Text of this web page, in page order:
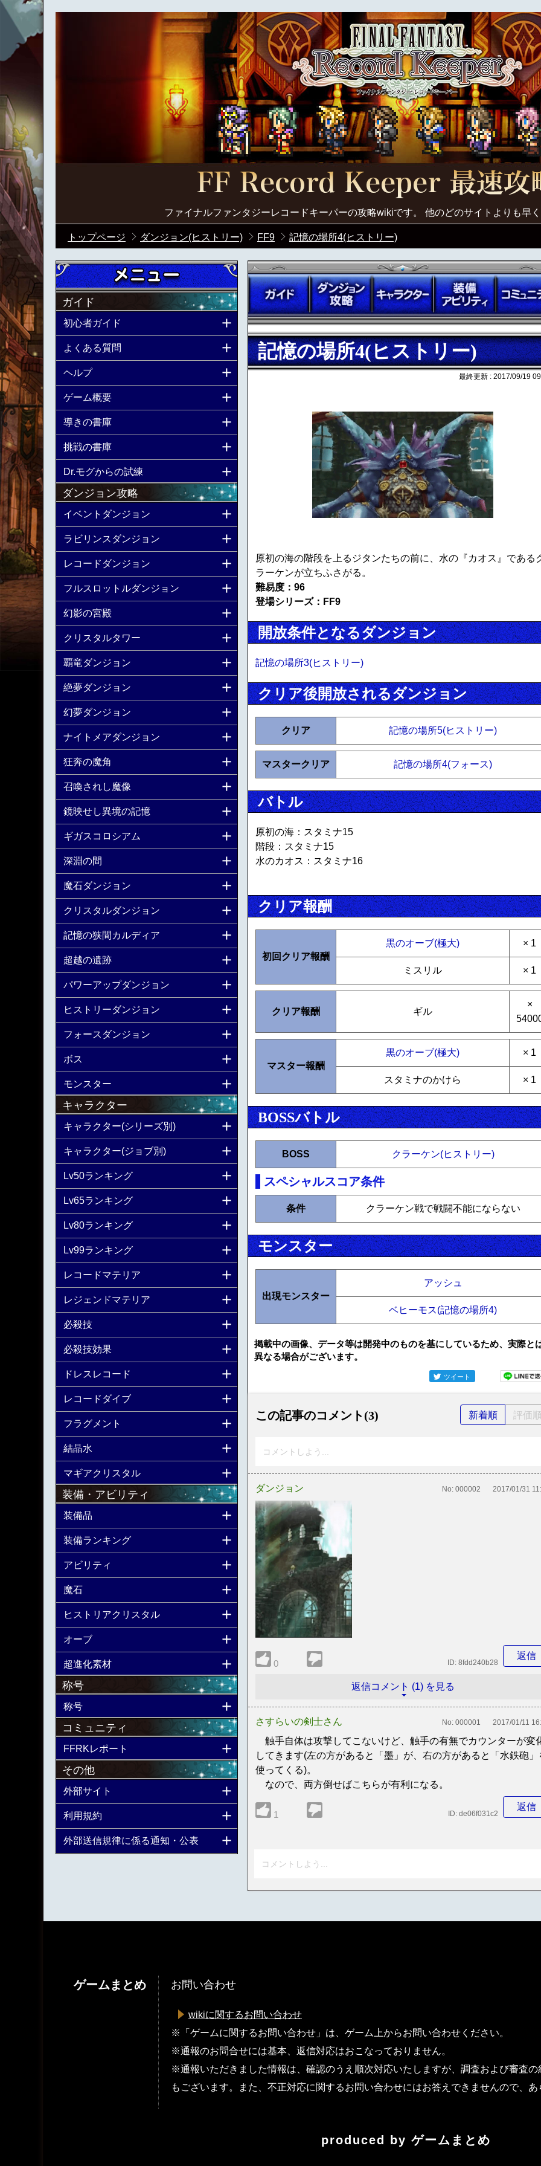
ファイナルファンタジーレコードキーパーの攻略wikiです。 他のどのサイトよりも早
トップページ ダンジョン(ヒストリー) FF9 記憶の場所4(ヒストリー)
記憶の場所4(ヒストリー)
最終更新 : 2017/09/19
原初の海の階段を上るジタンたちの前に、水の『カオス』である
ラーケンが立ちふさがる。
難易度：96
登場シリーズ：FF9
開放条件となるダンジョン
記憶の場所3(ヒストリー)
クリア後開放されるダンジョン
クリア 記憶の場所5(ヒストリー)
マスタークリア 記憶の場所4(フォース)
バトル
原初の海：スタミナ15
階段：スタミナ15
水のカオス：スタミナ16
クリア報酬
初回クリア報酬
黒のオーブ(極大) × 1
ミスリル × 1
クリア報酬 ギル
×
マスター報酬
黒のオーブ(極大) × 1
スタミナのかけら × 1
BOSSバトル
BOSS クラーケン(ヒストリー)
スペシャルスコア条件
条件 クラーケン戦で戦闘不能にならない
モンスター
出現モンスター
アッシュ
ベヒーモス(記憶の場所4)
掲載中の画像、データ等は開発中のものを基にしているため、実際と
異なる場合がございます。
ツイート
この記事のコメント(3) 新着順 評価
コメントしよう...
ダンジョン No: 000002 2017/01/31
0
返信
ID: 8fdd240b28
返信コメント (1) を見る
さすらいの剣士さん No: 000001 2017/01/11
触手自体は攻撃してこないけど、触手の有無でカウンターが変
してきます(左の方があると「墨」が、右の方があると「水鉄砲」
使ってくる)。
なので、両方倒せばこちらが有利になる。
1
返信
ID: de06f031c2
コメントしよう...
ガイド
初心者ガイド
よくある質問
ヘルプ
ゲーム概要
導きの書庫
挑戦の書庫
Dr.モグからの試練
ダンジョン攻略
イベントダンジョン
ラビリンスダンジョン
レコードダンジョン
フルスロットルダンジョン
幻影の宮殿
クリスタルタワー
覇竜ダンジョン
絶夢ダンジョン
幻夢ダンジョン
ナイトメアダンジョン
狂奔の魔角
召喚されし魔像
鏡映せし異境の記憶
ギガスコロシアム
深淵の間
魔石ダンジョン
クリスタルダンジョン
記憶の狭間カルディア
超越の遺跡
パワーアップダンジョン
ヒストリーダンジョン
フォースダンジョン
ボス
モンスター
キャラクター
キャラクター(シリーズ別)
キャラクター(ジョブ別)
Lv50ランキング
Lv65ランキング
Lv80ランキング
Lv99ランキング
レコードマテリア
レジェンドマテリア
必殺技
必殺技効果
ドレスレコード
レコードダイブ
フラグメント
結晶水
マギアクリスタル
装備・アビリティ
装備品
装備ランキング
アビリティ
魔石
ヒストリアクリスタル
オーブ
超進化素材
称号
称号
コミュニティ
FFRKレポート
その他
外部サイト
利用規約
外部送信規律に係る通知・公表
ゲームまとめ お問い合わせ
wikiに関するお問い合わせ
※「ゲームに関するお問い合わせ」は、ゲーム上からお問い合わせください。
※通報のお問合せには基本、返信対応はおこなっておりません。
※通報いただきました情報は、確認のうえ順次対応いたしますが、調査および審査
もございます。また、不正対応に関するお問い合わせにはお答えできませんので、
produced by ゲームまとめ